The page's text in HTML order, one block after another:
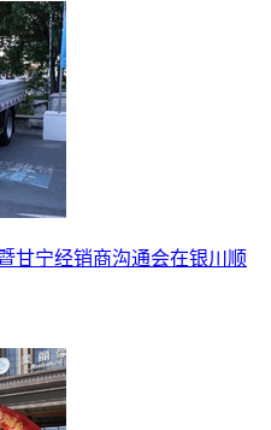
甘宁经销商沟通会在银川顺